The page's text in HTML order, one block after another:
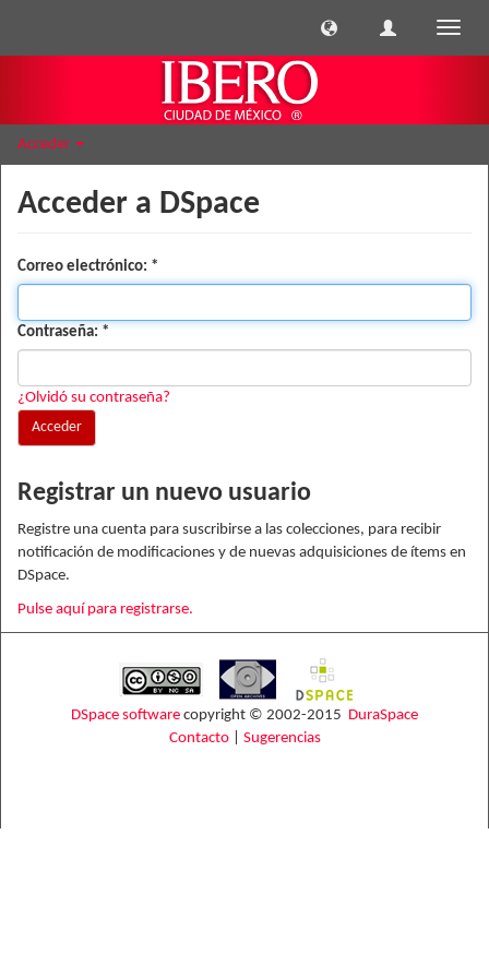
Acceder
Acceder a DSpace
Correo electrónico:
Contraseña:
¿Olvidó su contraseña?
Acceder
Registrar un nuevo usuario
Registre una cuenta para suscribirse a las colecciones, para recibir
notificación de modificaciones y de nuevas adquisiciones de ítems en
DSpace.
Pulse aquí para registrarse.
DSpace software copyright © 2002-2015 DuraSpace
Contacto| Sugerencias